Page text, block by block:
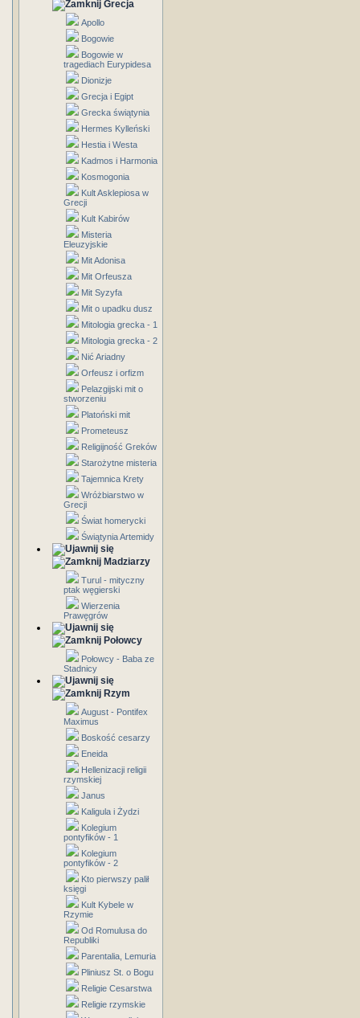
Grecja
Apollo
Bogowie
Bogowie w
tragediach Eurypidesa
Dionizje
Grecja i Egipt
Grecka świątynia
Hermes Kylleński
Hestia i Westa
Kadmos i Harmonia
Kosmogonia
Kult Asklepiosa w
Grecji
Kult Kabirów
Misteria
Eleuzyjskie
Mit Adonisa
Mit Orfeusza
Mit Syzyfa
Mit o upadku dusz
Mitologia grecka - 1
Mitologia grecka - 2
Nić Ariadny
Orfeusz i orfizm
Pelazgijski mit o
stworzeniu
Platoński mit
Prometeusz
Religijność Greków
Starożytne misteria
Tajemnica Krety
Wróżbiarstwo w
Grecji
Świat homerycki
Świątynia Artemidy
Madziarzy
Turul - mityczny
ptak węgierski
Wierzenia
Prawęgrów
Połowcy
Połowcy - Baba ze
Stadnicy
Rzym
August - Pontifex
Maximus
Boskość cesarzy
Eneida
Hellenizacji religii
rzymskiej
Janus
Kaligula i Żydzi
Kolegium
pontyfików - 1
Kolegium
pontyfików - 2
Kto pierwszy palił
księgi
Kult Kybele w
Rzymie
Od Romulusa do
Republiki
Parentalia, Lemuria
Pliniusz St. o Bogu
Religie Cesarstwa
Religie rzymskie